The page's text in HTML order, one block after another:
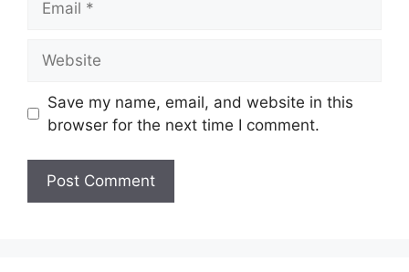
Save my name, email, and website in this
browser for the next time I comment.